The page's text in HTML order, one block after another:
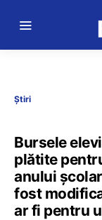
Știri
Bursele
plătite
anului
fost
ar fi pentru